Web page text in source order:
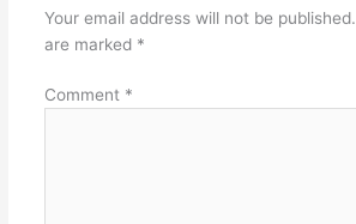
Your email address will not be published.
are marked *
Comment *